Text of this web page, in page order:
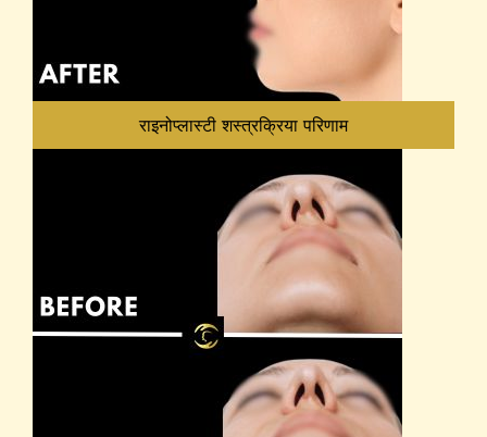
राइनोप्लास्टी शस्त्रक्रिया परिणाम